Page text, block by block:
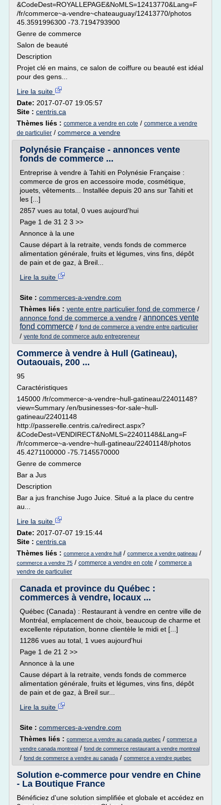
&CodeDest=ROYALLEPAGE&NoMLS=12413770&Lang=F
/fr/commerce~a-vendre~chateauguay/12413770/photos
45.3591996300 -73.7194793900
Genre de commerce
Salon de beauté
Description
Projet clé en mains, ce salon de coiffure ou beauté est idéal
pour des gens...
Lire la suite
Date: 2017-07-07 19:05:57
Site : centris.ca
Thèmes liés : commerce a vendre en cote / commerce a vendre
de particulier / commerce a vendre
Polynésie Française - annonces vente
fonds de commerce ...
Entreprise à vendre à Tahiti en Polynésie Française :
commerce de gros en accessoire mode, cosmétique,
jouets, vêtements... Installée depuis 20 ans sur Tahiti et
les [...]
2857 vues au total, 0 vues aujourd'hui
Page 1 de 31 2 3 >>
Annonce à la une
Cause départ à la retraite, vends fonds de commerce
alimentation générale, fruits et légumes, vins fins, dépôt
de pain et de gaz, à Breil...
Lire la suite
Site : commerces-a-vendre.com
Thèmes liés : vente entre particulier fond de commerce /
annonce fond de commerce a vendre / annonces vente
fond commerce / fond de commerce a vendre entre particulier
/ vente fond de commerce auto entrepreneur
Commerce à vendre à Hull (Gatineau),
Outaouais, 200 ...
95
Caractéristiques
145000 /fr/commerce~a-vendre~hull-gatineau/22401148?
view=Summary /en/businesses~for-sale~hull-
gatineau/22401148
http://passerelle.centris.ca/redirect.aspx?
&CodeDest=VENDIRECT&NoMLS=22401148&Lang=F
/fr/commerce~a-vendre~hull-gatineau/22401148/photos
45.4271100000 -75.7145570000
Genre de commerce
Bar a Jus
Description
Bar a jus franchise Jugo Juice. Situé a la place du centre
au...
Lire la suite
Date: 2017-07-07 19:15:44
Site : centris.ca
Thèmes liés : commerce a vendre hull / commerce a vendre gatineau /
commerce a vendre 75 / commerce a vendre en cote / commerce a
vendre de particulier
Canada et province du Québec :
commerces à vendre, locaux ...
Québec (Canada) : Restaurant à vendre en centre ville de
Montréal, emplacement de choix, beaucoup de charme et
excellente réputation, bonne clientèle le midi et [...]
11286 vues au total, 1 vues aujourd'hui
Page 1 de 21 2 >>
Annonce à la une
Cause départ à la retraite, vends fonds de commerce
alimentation générale, fruits et légumes, vins fins, dépôt
de pain et de gaz, à Breil sur...
Lire la suite
Site : commerces-a-vendre.com
Thèmes liés : commerce a vendre au canada quebec / commerce a
vendre canada montreal / fond de commerce restaurant a vendre montreal
/ fond de commerce a vendre au canada / commerce a vendre quebec
Solution e-commerce pour vendre en Chine
- La Boutique France
Bénéficiez d'une solution simplifiée et globale et accédez en